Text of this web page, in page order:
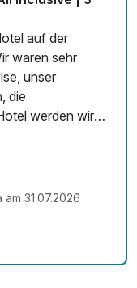
auf der
waren sehr
unser
die
werden wir
und es auch
uns hier sehr
31.07.2026